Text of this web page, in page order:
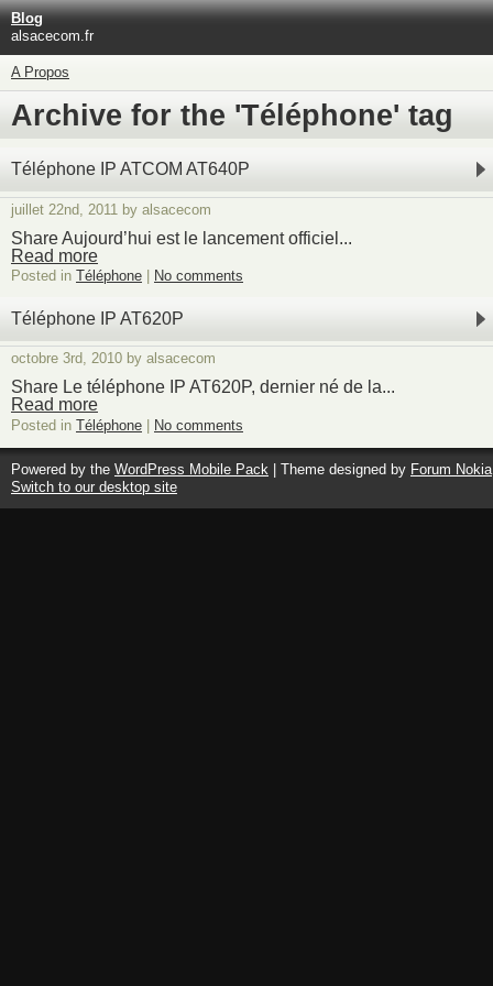
Blog
alsacecom.fr
A Propos
Archive for the 'Téléphone' tag
Téléphone IP ATCOM AT640P
juillet 22nd, 2011 by alsacecom
Share Aujourd’hui est le lancement officiel...
Read more
Posted in Téléphone No comments
Téléphone IP AT620P
octobre 3rd, 2010 by alsacecom
Share Le téléphone IP AT620P, dernier né de la...
Read more
Posted in Téléphone | No comments
Powered by the WordPress Mobile Pack | Theme designed by Forum Nokia
Switch to our desktop site